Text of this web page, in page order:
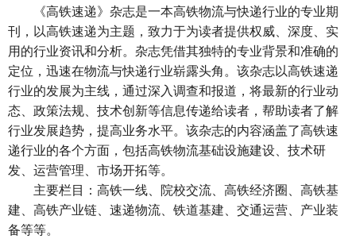
《高铁速递》杂志是一本高铁物流与快递行业的专业期
刊，以高铁速递为主题，致力于为读者提供权威、深度、实
用的行业资讯和分析。杂志凭借其独特的专业背景和准确的
定位，迅速在物流与快递行业崭露头角。该杂志以高铁速递
行业的发展为主线，通过深入调查和报道，将最新的行业动
态、政策法规、技术创新等信息传递给读者，帮助读者了解
行业发展趋势，提高业务水平。该杂志的内容涵盖了高铁速
递行业的各个方面，包括高铁物流基础设施建设、技术研
发、运营管理、市场开拓等。
主要栏目：高铁一线、院校交流、高铁经济圈、高铁基
建、高铁产业链、速递物流、铁道基建、交通运营、产业装
备等等。